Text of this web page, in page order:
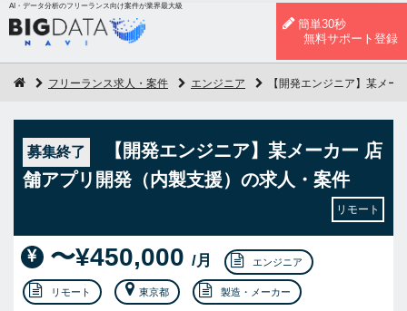
AI・データ分析のフリーランス向け案件が業界最大級
簡単30秒
無料サポート登録
フリーランス求人・案件 エンジニア 【開発エンジニア】某メ
募集終了
【開発エンジニア】某メーカー 店
舗アプリ開発（内製支援）の求人・案件
リモート
〜¥450,000 /月 エンジニア
リモート 東京都 製造・メーカー